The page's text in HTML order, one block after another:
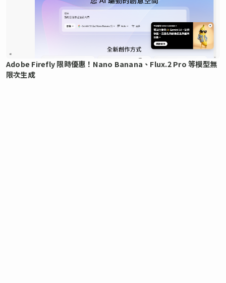
Adobe Firefly 限時優惠！Nano Banana、Flux.2 Pro 等模型無
限次生成